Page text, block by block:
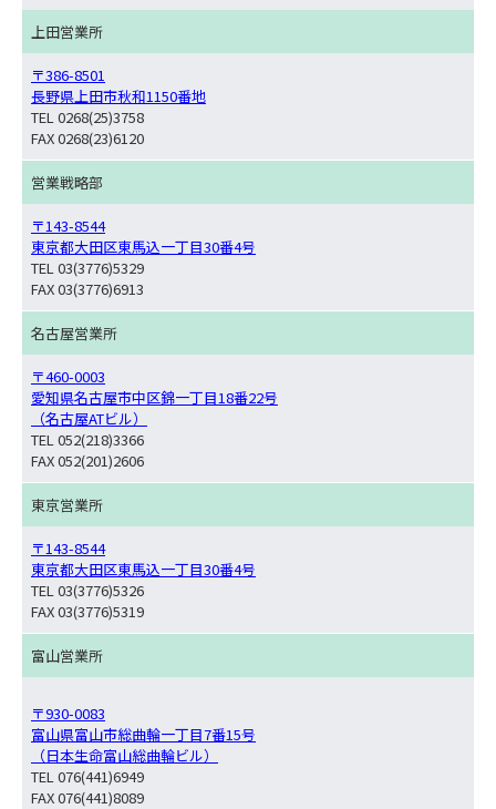
上田営業所
〒386-8501
長野県上田市秋和1150番地
TEL 0268(25)3758
FAX 0268(23)6120
営業戦略部
〒143-8544
東京都大田区東馬込一丁目30番4号
TEL 03(3776)5329
FAX 03(3776)6913
名古屋営業所
〒460-0003
愛知県名古屋市中区錦一丁目18番22号
（名古屋ATビル）
TEL 052(218)3366
FAX 052(201)2606
東京営業所
〒143-8544
東京都大田区東馬込一丁目30番4号
TEL 03(3776)5326
FAX 03(3776)5319
富山営業所
〒930-0083
富山県富山市総曲輪一丁目7番15号
（日本生命富山総曲輪ビル）
TEL 076(441)6949
FAX 076(441)8089